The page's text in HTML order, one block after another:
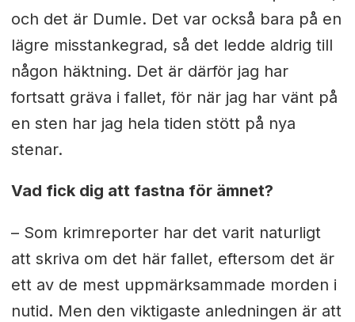
och det är Dumle. Det var också bara på en
lägre misstankegrad, så det ledde aldrig till
någon häktning. Det är därför jag har
fortsatt gräva i fallet, för när jag har vänt på
en sten har jag hela tiden stött på nya
stenar.
Vad fick dig att fastna för ämnet?
– Som krimreporter har det varit naturligt
att skriva om det här fallet, eftersom det är
ett av de mest uppmärksammade morden i
nutid. Men den viktigaste anledningen är att